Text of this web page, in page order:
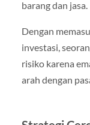
barang dan jasa.
Dengan
investasi,
risiko karena
arah dengan